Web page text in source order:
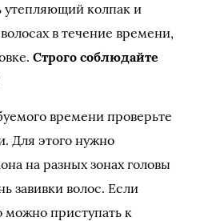
утепляющий колпак и
в течение времени,
Строго соблюдайте
времени проверьте
Для этого нужно
на разных зонах головы
завивки волос. Если
можно приступать к